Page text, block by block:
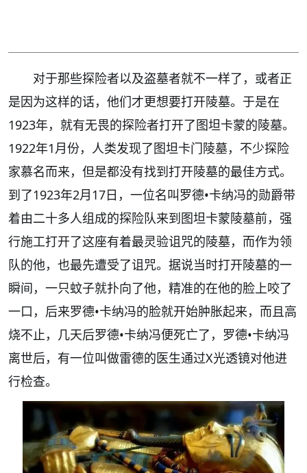
对于那些探险者以及盗墓者就不一样了，或者正
是因为这样的话，他们才更想要打开陵墓。于是在
1923年，就有无畏的探险者打开了图坦卡蒙的陵墓。
1922年1月份，人类发现了图坦卡门陵墓，不少探险
家慕名而来，但是都没有找到打开陵墓的最佳方式。
到了1923年2月17日，一位名叫罗德•卡纳冯的勋爵带
着由二十多人组成的探险队来到图坦卡蒙陵墓前，强
行施工打开了这座有着最灵验诅咒的陵墓，而作为领
队的他，也最先遭受了诅咒。据说当时打开陵墓的一
瞬间，一只蚊子就扑向了他，精准的在他的脸上咬了
一口，后来罗德•卡纳冯的脸就开始肿胀起来，而且高
烧不止，几天后罗德•卡纳冯便死亡了，罗德•卡纳冯
离世后，有一位叫做雷德的医生通过X光透镜对他进
行检查。